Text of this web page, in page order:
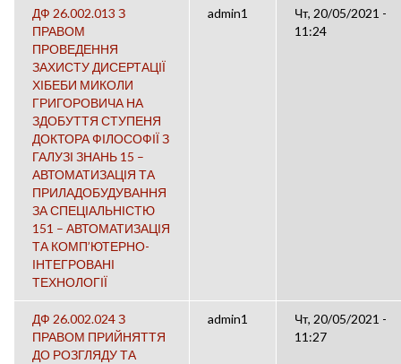
ДФ 26.002.013 З
ПРАВОМ
ПРОВЕДЕННЯ
ЗАХИСТУ ДИСЕРТАЦІЇ
ХІБЕБИ МИКОЛИ
ГРИГОРОВИЧА НА
ЗДОБУТТЯ СТУПЕНЯ
ДОКТОРА ФІЛОСОФІЇ З
ГАЛУЗІ ЗНАНЬ 15 –
АВТОМАТИЗАЦІЯ ТА
ПРИЛАДОБУДУВАННЯ
ЗА СПЕЦІАЛЬНІСТЮ
151 – АВТОМАТИЗАЦІЯ
ТА КОМП’ЮТЕРНО-
ІНТЕГРОВАНІ
ТЕХНОЛОГІЇ
admin1
Чт, 20/05/2021 -
11:24
ДФ 26.002.024 З
ПРАВОМ ПРИЙНЯТТЯ
ДО РОЗГЛЯДУ ТА
admin1
Чт, 20/05/2021 -
11:27